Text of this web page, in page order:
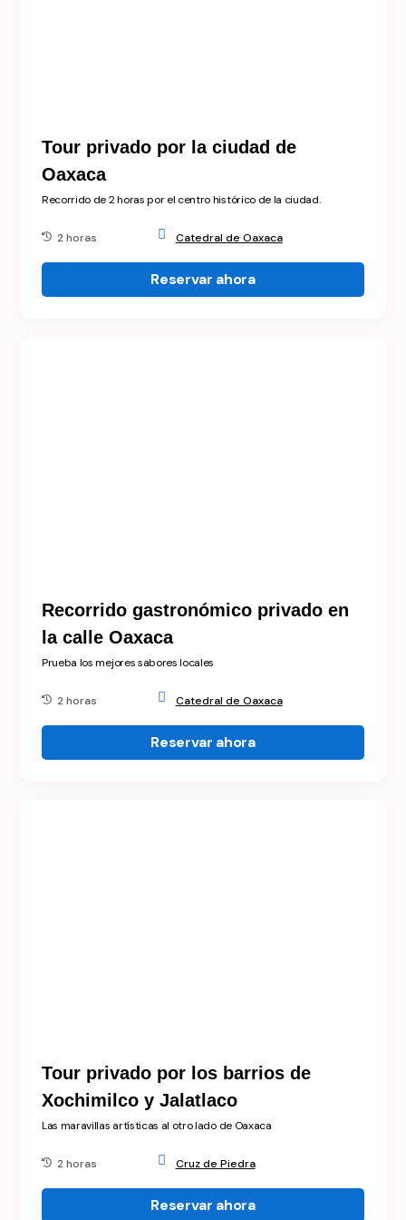
Tour privado por la ciudad de
Oaxaca
Recorrido de 2 horas por el centro histórico de la ciudad.
2 horas Catedral de Oaxaca
Reservar ahora
Recorrido gastronómico privado en
la calle Oaxaca
Prueba los mejores sabores locales
2 horas Catedral de Oaxaca
Reservar ahora
Tour privado por los barrios de
Xochimilco y Jalatlaco
Las maravillas artísticas al otro lado de Oaxaca
2 horas Cruz de Piedra
Reservar ahora